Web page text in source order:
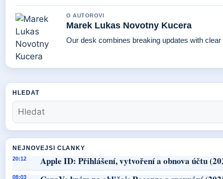
O AUTOROVI
Marek Lukas Novotny Kucera
Our desk combines breaking updates with
HLEDAT
NEJNOVEJSI CLANKY
20:12 Apple ID: Přihlášení, vytvoření a obnova účtu
08:03